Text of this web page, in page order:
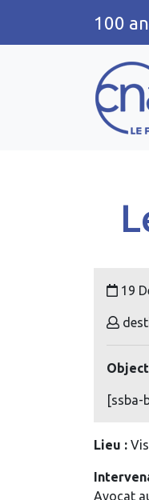
100
19
[ssba-
Lieu :
Avocat